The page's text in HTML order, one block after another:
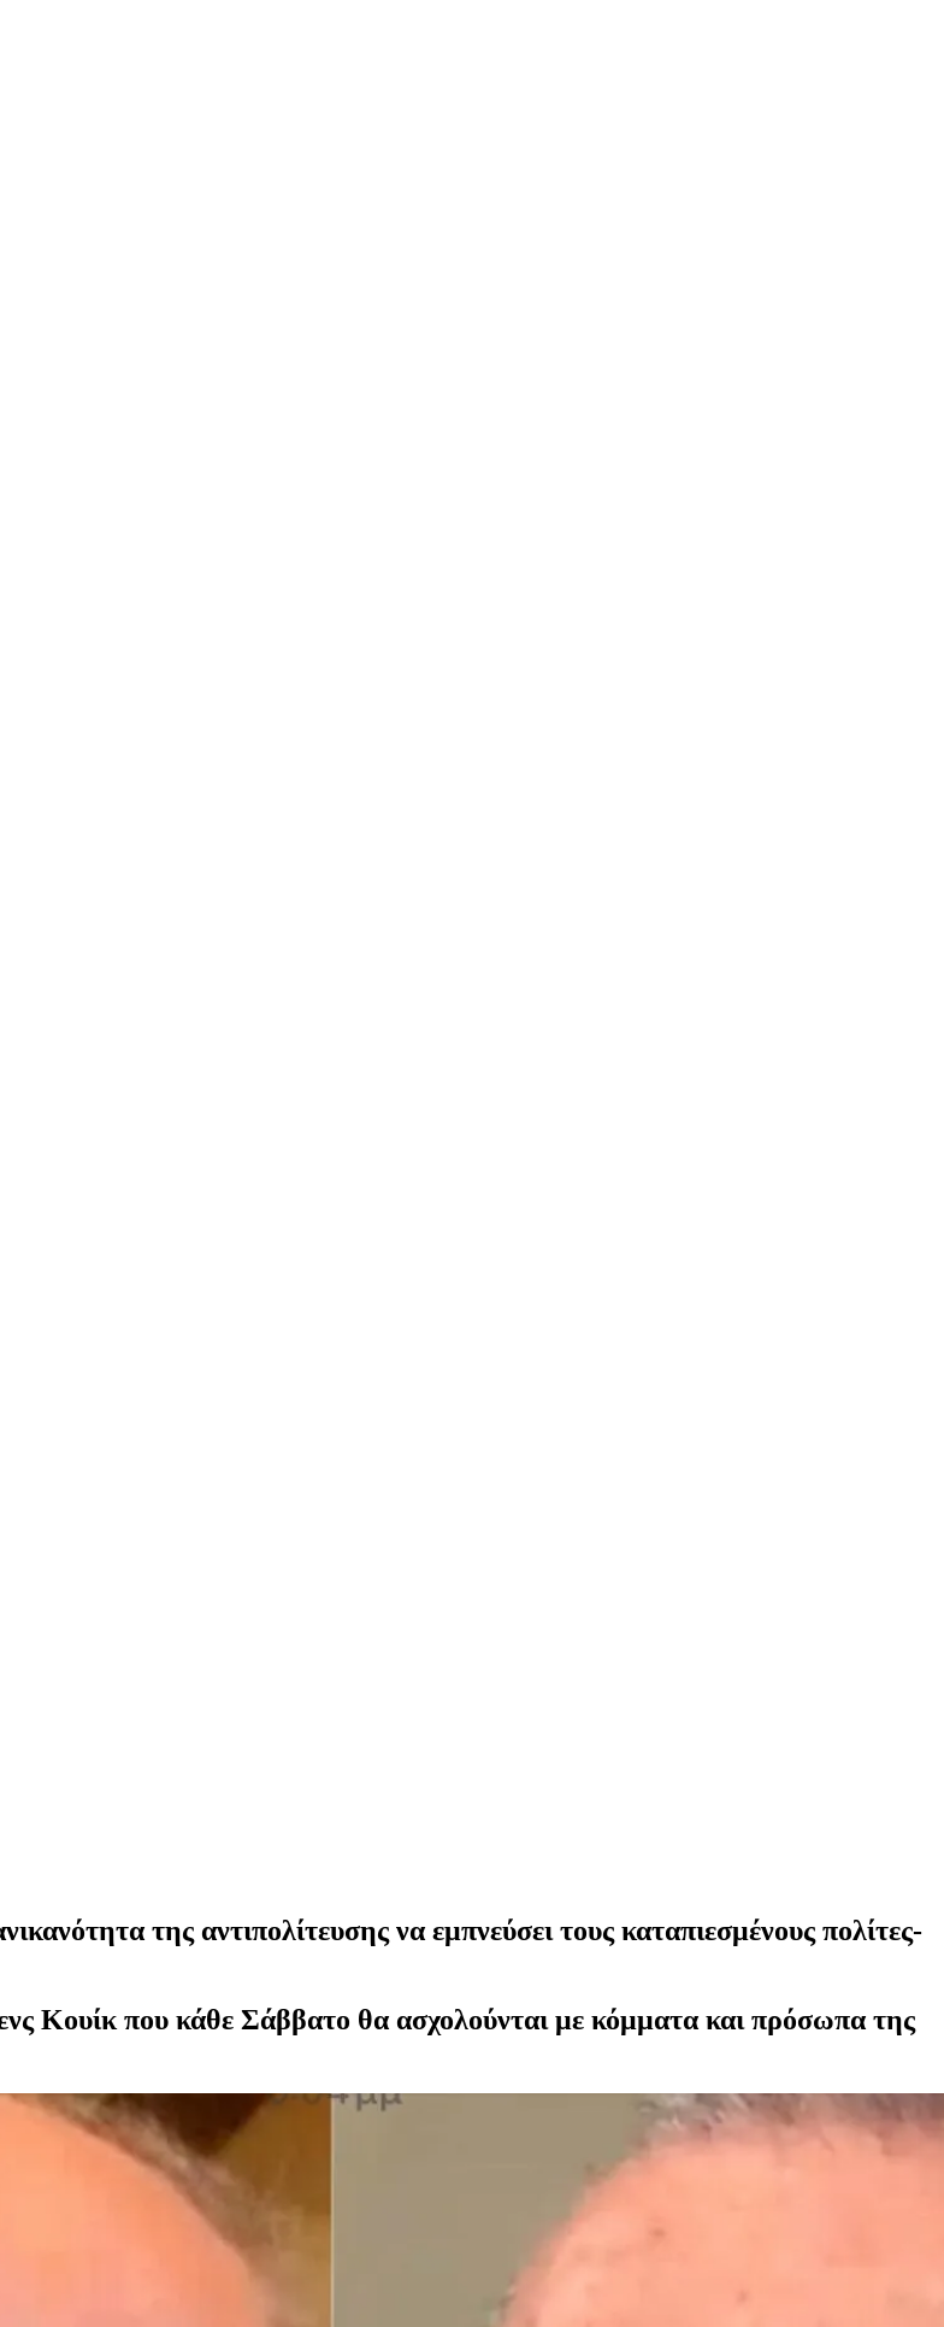
της αντιπολίτευσης να εμπνεύσει τους καταπιεσμένους πολίτες-
Κουίκ που κάθε Σάββατο θα ασχολούνται με κόμματα και πρόσωπα της